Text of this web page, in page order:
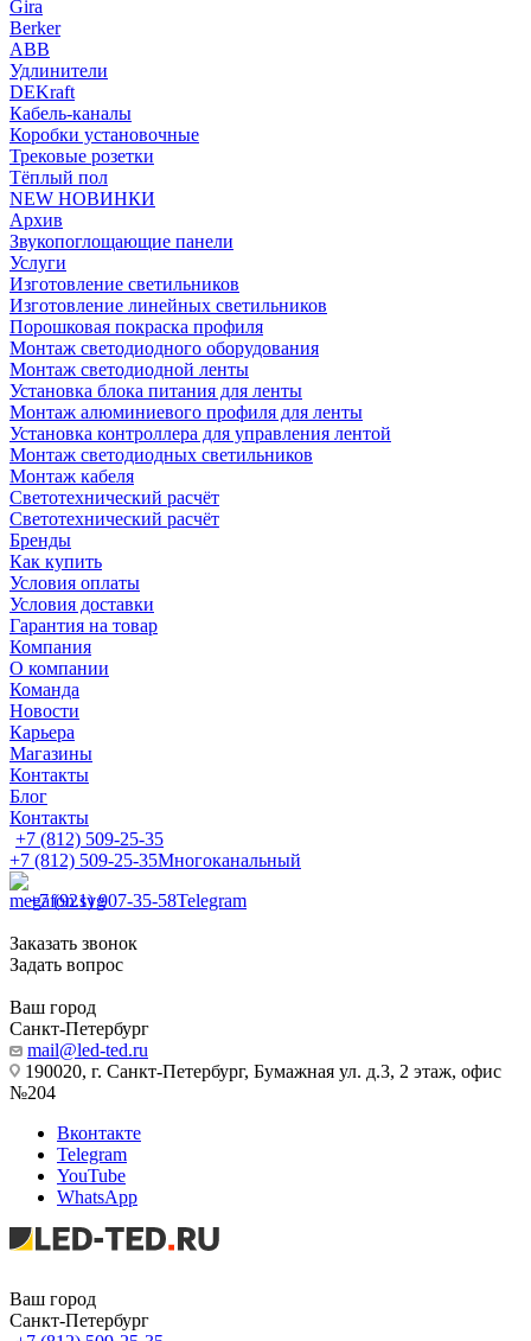
Gira
Berker
ABB
Удлинители
DEKraft
Кабель-каналы
Коробки установочные
Трековые розетки
Тёплый пол
NEW НОВИНКИ
Архив
Звукопоглощающие панели
Услуги
Изготовление светильников
Изготовление линейных светильников
Порошковая покраска профиля
Монтаж светодиодного оборудования
Монтаж светодиодной ленты
Установка блока питания для ленты
Монтаж алюминиевого профиля для ленты
Установка контроллера для управления лентой
Монтаж светодиодных светильников
Монтаж кабеля
Светотехнический расчёт
Светотехнический расчёт
Бренды
Как купить
Условия оплаты
Условия доставки
Гарантия на товар
Компания
О компании
Команда
Новости
Карьера
Магазины
Контакты
Блог
Контакты
+7 (812) 509-25-35
+7 (812) 509-25-35Многоканальный
+7 (921) 907-35-58Telegram
Заказать звонок
Задать вопрос
Ваш город
Санкт-Петербург
mail@led-ted.ru
190020, г. Санкт-Петербург, Бумажная ул. д.3, 2 этаж, офис
№204
Вконтакте
Telegram
YouTube
WhatsApp
Ваш город
Санкт-Петербург